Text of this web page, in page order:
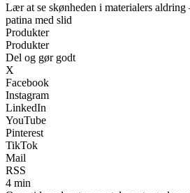
Lær at se skønheden i materialers aldring
patina med slid
Produkter
Produkter
Del og gør godt
X
Facebook
Instagram
LinkedIn
YouTube
Pinterest
TikTok
Mail
RSS
4 min